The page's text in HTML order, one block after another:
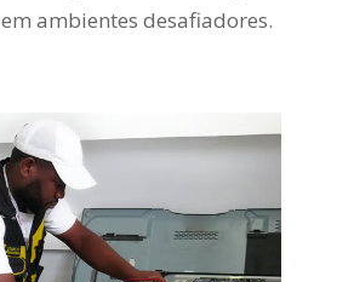
ambientes desafiadores.